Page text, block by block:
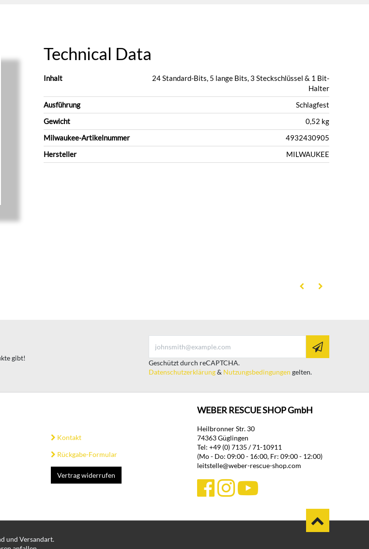
Technical Data
Inhalt
24 Standard-Bits, 5 lange Bits, 3 Steckschlüssel & 1 Bit-
Halter
Ausführung
Schlagfest
Gewicht
0,52 kg
Milwaukee-Artikelnummer
4932430905
Hersteller
MILWAUKEE
gibt!
Geschützt durch reCAPTCHA.
Datenschutzerklärung& Nutzungsbedingungen gelten.
Kontakt
Rückgabe-Formular
Vertrag widerrufen
WEBER RESCUE SHOP GmbH
Heilbronner Str. 30
74363 Güglingen
Tel: +49 (0) 7135 / 71-10911
(Mo - Do: 09:00 - 16:00, Fr: 09:00 - 12:00)
leitstelle@weber-rescue-shop.com
und Versandart.